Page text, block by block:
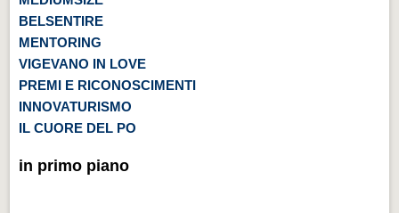
BELSENTIRE
MENTORING
VIGEVANO IN LOVE
PREMI E RICONOSCIMENTI
INNOVATURISMO
IL CUORE DEL PO
in primo piano